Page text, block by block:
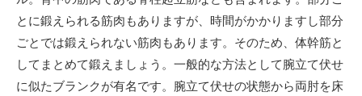
とに鍛えられる筋肉もありますが、時間がかかりますし部分
ごとでは鍛えられない筋肉もあります。そのため、体幹筋と
してまとめて鍛えましょう。一般的な方法として腕立て伏せ
に似たブランクが有名です。腕立て伏せの状態から両肘を床